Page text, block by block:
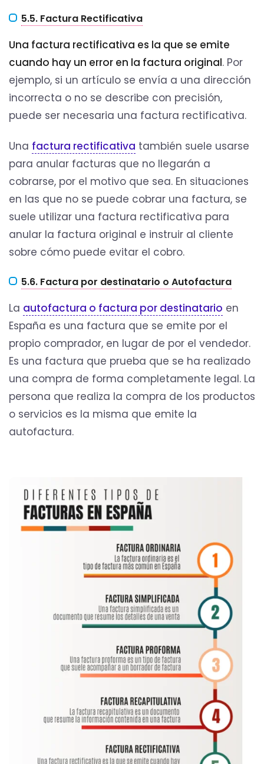
5.5. Factura Rectificativa
Una factura rectificativa es la que se emite
cuando hay un error en la factura original. Por
ejemplo, si un artículo se envía a una dirección
incorrecta o no se describe con precisión,
puede ser necesaria una factura rectificativa.
Una factura rectificativa también suele usarse
para anular facturas que no llegarán a
cobrarse, por el motivo que sea. En situaciones
en las que no se puede cobrar una factura, se
suele utilizar una factura rectificativa para
anular la factura original e instruir al cliente
sobre cómo puede evitar el cobro.
5.6. Factura por destinatario o Autofactura
La autofactura o factura por destinatario en
España es una factura que se emite por el
propio comprador, en lugar de por el vendedor.
Es una factura que prueba que se ha realizado
una compra de forma completamente legal. La
persona que realiza la compra de los productos
o servicios es la misma que emite la
autofactura.